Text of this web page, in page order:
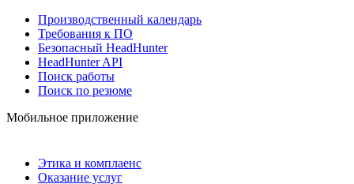
Производственный календарь
Требования к ПО
Безопасный HeadHunter
HeadHunter API
Поиск работы
Поиск по резюме
Мобильное приложение
Этика и комплаенс
Оказание услуг